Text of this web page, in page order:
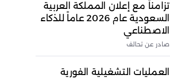
تزامناً مع إعلان المملكة العربية
السعودية عام 2026 عاماً للذكاء
الاصطناعي
صادر عن تحالف
العمليات التشغيلية الفورية